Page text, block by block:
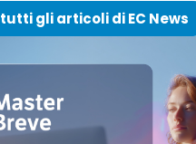
gli articoli di EC News